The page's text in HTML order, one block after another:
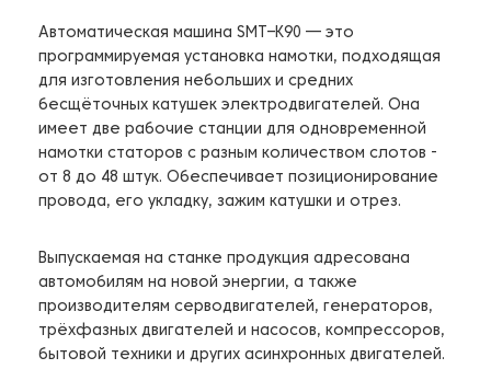
Автоматическая машина SMT–К90 — это
программируемая установка намотки, подходящая
для изготовления небольших и средних
бесщёточных катушек электродвигателей. Она
имеет две рабочие станции для одновременной
намотки статоров с разным количеством слотов -
от 8 до 48 штук. Обеспечивает позиционирование
провода, его укладку, зажим катушки и отрез.
Выпускаемая на станке продукция адресована
автомобилям на новой энергии, а также
производителям серводвигателей, генераторов,
трёхфазных двигателей и насосов, компрессоров,
бытовой техники и других асинхронных двигателей.